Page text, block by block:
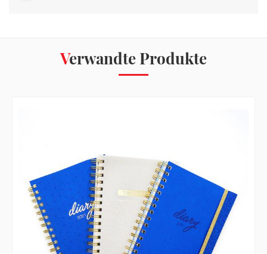
Verwandte Produkte